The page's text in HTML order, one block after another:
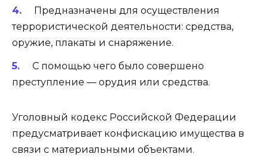
Предназначены для осуществления
террористической деятельности: средства,
оружие, плакаты и снаряжение.
С помощью чего было совершено
преступление — орудия или средства.
Уголовный кодекс Российской Федерации
предусматривает конфискацию имущества в
связи с материальными объектами.